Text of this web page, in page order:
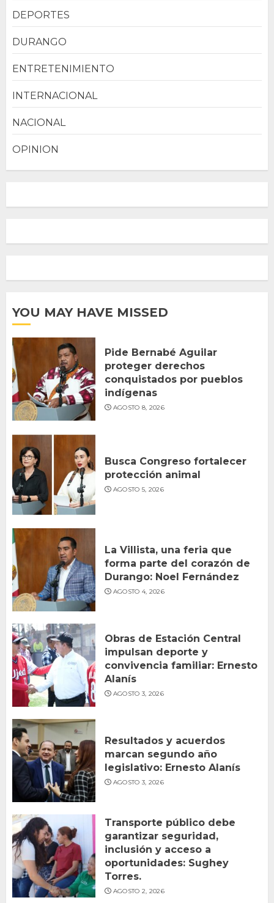
DEPORTES
DURANGO
ENTRETENIMIENTO
INTERNACIONAL
NACIONAL
OPINION
YOU MAY HAVE MISSED
Pide Bernabé Aguilar
proteger derechos
conquistados por pueblos
indígenas
AGOSTO 8, 2026
Busca Congreso fortalecer
protección animal
AGOSTO 5, 2026
La Villista, una feria que
forma parte del corazón de
Durango: Noel Fernández
AGOSTO 4, 2026
Obras de Estación Central
impulsan deporte y
convivencia familiar: Ernesto
Alanís
AGOSTO 3, 2026
Resultados y acuerdos
marcan segundo año
legislativo: Ernesto Alanís
AGOSTO 3, 2026
Transporte público debe
garantizar seguridad,
inclusión y acceso a
oportunidades: Sughey
Torres.
AGOSTO 2, 2026